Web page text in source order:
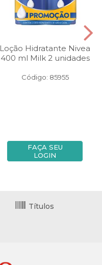
Loção Hidratante Nivea
400 ml Milk 2 unidades
Código: 85955
FAÇA SEU
LOGIN
Títulos